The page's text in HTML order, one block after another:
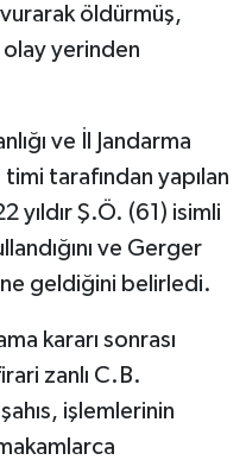
öldürmüş,
olay yerinden
ve İl Jandarma
timi tarafından yapılan
yıldır Ş.Ö. (61) isimli
ve Gerger
geldiğini belirledi.
kararı sonrası
zanlı C.B.
işlemlerinin